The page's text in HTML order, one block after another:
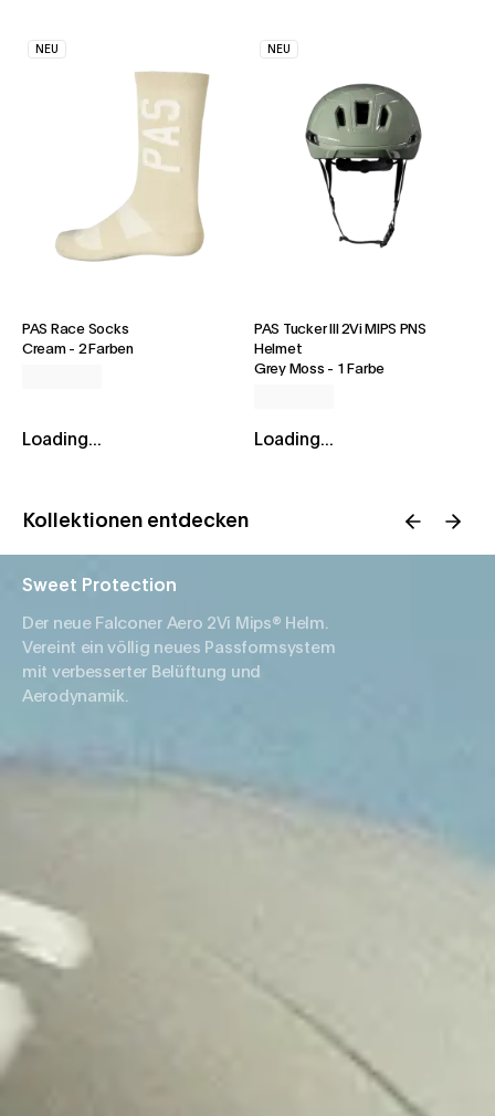
NEU
PAS Race Socks
Cream- 2 Farben
Loading...
NEU
PAS Tucker III 2Vi MIPS PNS
Helmet
Grey Moss - 1 Farbe
Loading...
Kollektionen entdecken
Sweet Protection
Der neue Falconer Aero 2Vi Mips® Helm.
Vereint ein völlig neues Passformsystem
mit verbesserter Belüftung und
Aerodynamik.